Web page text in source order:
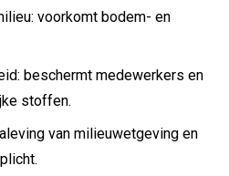
voorkomt bodem- en
beschermt medewerkers en
stoffen.
van milieuwetgeving en